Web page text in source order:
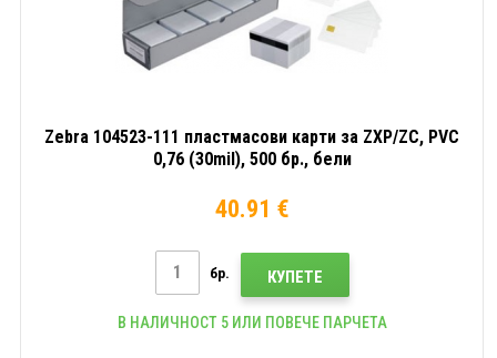
Zebra 104523-111 пластмасови карти за ZXP/ZC, PVC
0,76 (30mil), 500 бр., бели
40.91 €
бр. КУПЕТЕ
В НАЛИЧНОСТ 5 ИЛИ ПОВЕЧЕ ПАРЧЕТА